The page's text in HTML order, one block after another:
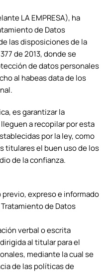
LA EMPRESA), ha
de Datos
las disposiciones de la
de 2013, donde se
de datos personales
al habeas data de los
es garantizar la
a recopilar por esta
por la ley, como
titulares el buen uso de los
de la confianza.
expreso e informado
de Datos
verbal o escrita
al titular para el
mediante la cual se
de las políticas de